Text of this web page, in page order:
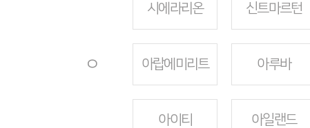
시에라리온 신트마르턴
ㅇ 아랍에미리트 아루바
아이티 아일랜드